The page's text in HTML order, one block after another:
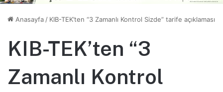
Anasayfa / KIB-TEK’ten “3 Zamanlı Kontrol Sizde” tarife açıklaması
KIB-TEK’ten “3
Zamanlı Kontrol